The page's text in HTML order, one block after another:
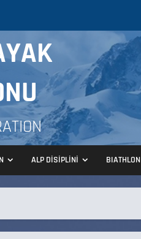
ALP DİSİPLİNİ BIATHLON